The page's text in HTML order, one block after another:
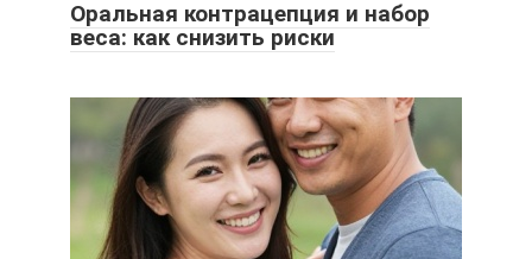
Оральная контрацепция и набор
веса: как снизить риски